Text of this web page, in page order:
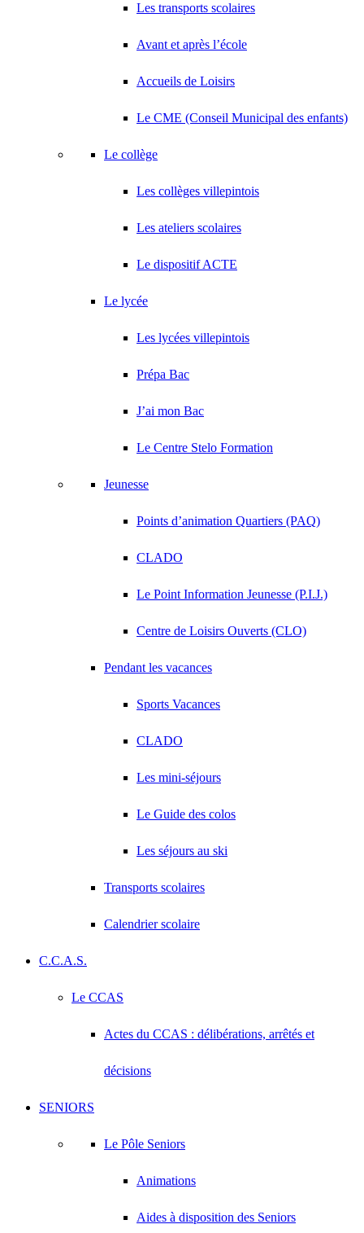
Les transports scolaires
Avant et après l’école
Accueils de Loisirs
Le CME (Conseil Municipal des enfants)
Le collège
Les collèges villepintois
Les ateliers scolaires
Le dispositif ACTE
Le lycée
Les lycées villepintois
Prépa Bac
J’ai mon Bac
Le Centre Stelo Formation
Jeunesse
Points d’animation Quartiers (PAQ)
CLADO
Le Point Information Jeunesse (P.I.J.)
Centre de Loisirs Ouverts (CLO)
Pendant les vacances
Sports Vacances
CLADO
Les mini-séjours
Le Guide des colos
Les séjours au ski
Transports scolaires
Calendrier scolaire
C.C.A.S.
Le CCAS
Actes du CCAS : délibérations, arrêtés et
décisions
SENIORS
Le Pôle Seniors
Animations
Aides à disposition des Seniors